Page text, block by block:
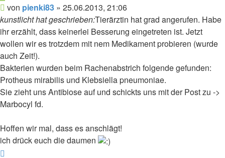
Beitrag
von pienki83 » 25.06.2013, 21:06
kunstlicht hat geschrieben:Tierärztin hat grad angerufen. Habe
ihr erzählt, dass keinerlei Besserung eingetreten ist. Jetzt
wollen wir es trotzdem mit nem Medikament probieren (wurde
auch Zeit!).
Bakterien wurden beim Rachenabstrich folgende gefunden:
Protheus mirabilis und Klebsiella pneumoniae.
Sie zieht uns Antibiose auf und schickts uns mit der Post zu ->
Marbocyl fd.
Hoffen wir mal, dass es anschlägt!
ich drück euch die daumen